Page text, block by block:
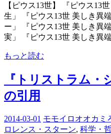
【ピウス13世】 『ピウス13
生」 『ピウス13世 美しき異
ー」 『ピウス13世 美しき異
実」 『ピウス13世 美しき異
もっと読む
『トリストラム・
の引用
2014-03-01 モモイロオオカミ
ロレンス・スターン, 科学・